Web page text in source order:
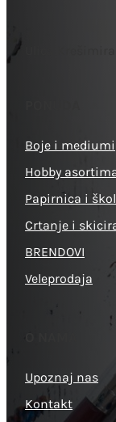
Ulica
Boje i mediumi
Hobby
Papirnica i
Crtanje i
BRENDOVI
Veleprodaja
Upoznaj nas
Kontakt